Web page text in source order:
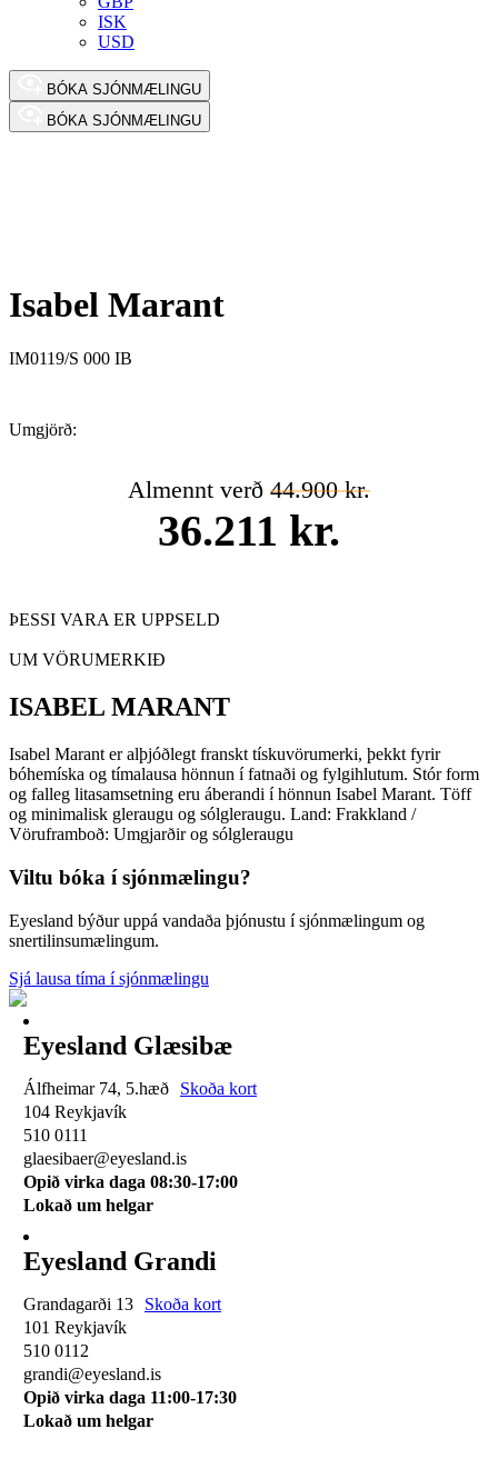
ISK
USD
BÓKA SJÓNMÆLINGU
BÓKA SJÓNMÆLINGU
Isabel Marant
IM0119/S 000 IB
Umgjörð:
Almennt verð 44.900 kr.
36.211 kr.
ÞESSI VARA ER UPPSELD
UM VÖRUMERKIÐ
ISABEL MARANT
Isabel Marant er alþjóðlegt franskt tískuvörumerki, þekkt fyrir
bóhemíska og tímalausa hönnun í fatnaði og fylgihlutum. Stór form
og falleg litasamsetning eru áberandi í hönnun Isabel Marant. Töff
og minimalisk gleraugu og sólgleraugu. Land: Frakkland /
Vöruframboð: Umgjarðir og sólgleraugu
Viltu bóka í sjónmælingu?
Eyesland býður uppá vandaða þjónustu í sjónmælingum og
snertilinsumælingum.
Sjá lausa tíma í sjónmælingu
Eyesland Glæsibæ
Álfheimar 74, 5.hæð
Skoða kort
104 Reykjavík
510 0111
glaesibaer@eyesland.is
Opið virka daga 08:30-17:00
Lokað um helgar
Eyesland Grandi
Grandagarði 13
Skoða kort
101 Reykjavík
510 0112
grandi@eyesland.is
Opið virka daga 11:00-17:30
Lokað um helgar